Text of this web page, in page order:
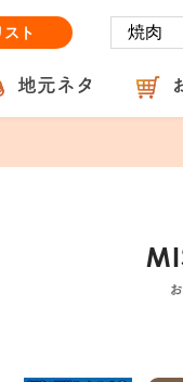
ト
地元ネタ